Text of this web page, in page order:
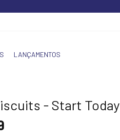
LANÇAMENTOS
- Start Today